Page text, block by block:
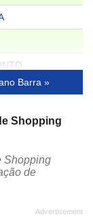
COFFEE
Barra »
Shopping
Shopping
de